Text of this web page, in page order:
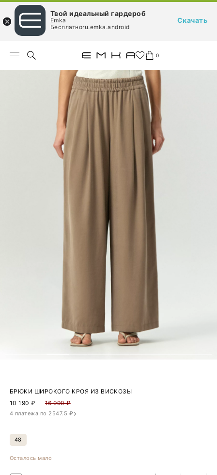
0
БРЮКИ ШИРОКОГО КРОЯ ИЗ ВИСКОЗЫ
10 190₽ 16 990 ₽
4 платежа по 2547.5 ₽
48
Осталось мало
Твой идеальный гардероб
Emka
Бесплатноru.emka.android
Скачать